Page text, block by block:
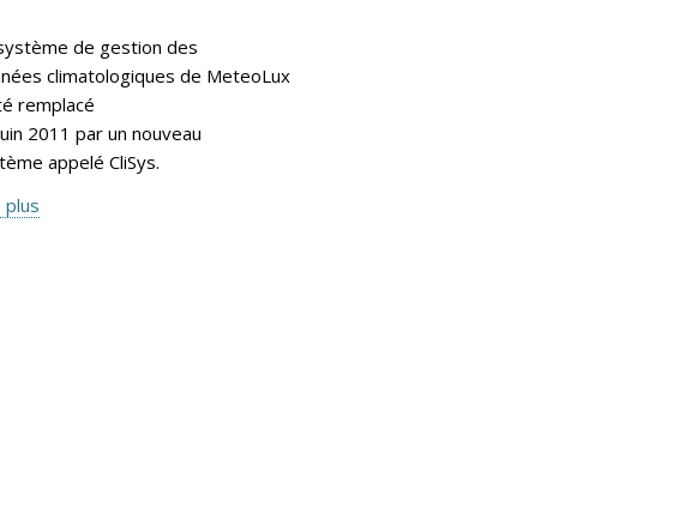
de gestion des
climatologiques de MeteoLux
remplacé
2011 par un nouveau
appelé CliSys.
plus